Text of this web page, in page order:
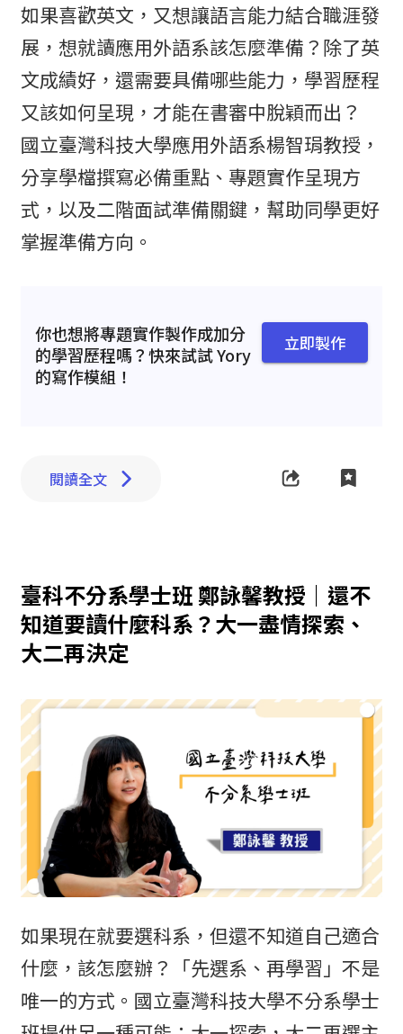
如果喜歡英文，又想讓語言能力結合職涯發
展，想就讀應用外語系該怎麼準備？除了英
文成績好，還需要具備哪些能力，學習歷程
又該如何呈現，才能在書審中脫穎而出？
國立臺灣科技大學應用外語系楊智琄教授，
分享學檔撰寫必備重點、專題實作呈現方
式，以及二階面試準備關鍵，幫助同學更好
掌握準備方向。
你也想將專題實作製作成加分
的學習歷程嗎？快來試試 Yory
的寫作模組！
立即製作
閱讀全文
臺科不分系學士班 鄭詠馨教授｜還不
知道要讀什麼科系？大一盡情探索、
大二再決定
如果現在就要選科系，但還不知道自己適合
什麼，該怎麼辦？「先選系、再學習」不是
唯一的方式。國立臺灣科技大學不分系學士